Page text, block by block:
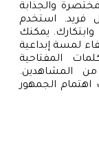
والجذابة
فريد. استخدم
يمكنك
لمسة إبداعية
المفتاحية
من المشاهدين.
اهتمام الجمهور